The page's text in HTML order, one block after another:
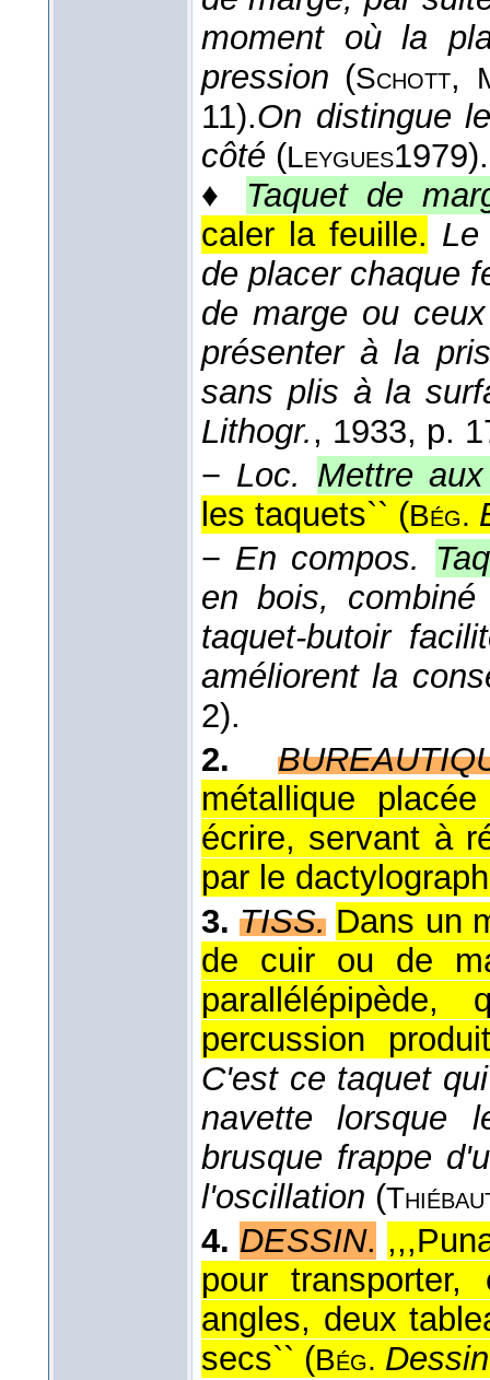
moment où la
pression (Schott,
11).On distingue
côté (Leygues1979).
♦ Taquet de
caler la feuille. Le
de placer chaque
de marge ou
présenter à la
sans plis à la
Lithogr., 1933, p.
− Loc. Mettre
les taquets`` (Bég.
− En compos.
en bois,
taquet-butoir
améliorent la
2).
2.
métallique
écrire, servant à
par le
3. TISS. Dans un
de cuir ou de
percussion
C'est ce taquet
navette lorsque
brusque frappe
l'oscillation (
4. DESSIN.
pour
angles, deux
secs`` (Bég. Dessin